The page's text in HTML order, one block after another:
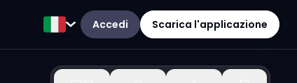
Accedi Scarica l'applicazione